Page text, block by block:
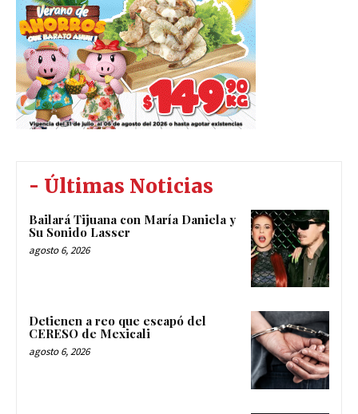
- Últimas Noticias
Bailará Tijuana con María Daniela y
Su Sonido Lasser
agosto 6, 2026
Detienen a reo que escapó del
CERESO de Mexicali
agosto 6, 2026